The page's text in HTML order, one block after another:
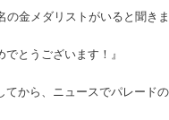
の金メダリストがいると聞き
とうございます！』
てから、ニュースでパレード